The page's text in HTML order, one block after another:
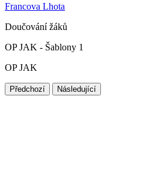
Francova Lhota
Doučování žáků
OP JAK - Šablony 1
OP JAK
Předchozí Následující